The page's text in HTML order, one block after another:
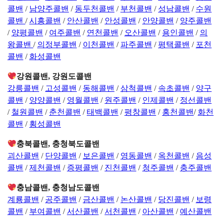
콜밴 / 남양주콜밴 / 동두천콜밴 / 부천콜밴 / 성남콜밴 / 수원
콜밴/시흥콜밴 / 안산콜밴 / 안성콜밴 / 안양콜밴 / 양주콜밴
/ 양평콜밴 / 여주콜밴 / 연천콜밴 / 오산콜밴 / 용인콜밴 / 의
왕콜밴/ 의정부콜밴 / 이천콜밴 / 파주콜밴 /평택콜밴 / 포천
콜밴 / 화성콜밴
강원콜밴, 강원도콜밴
강릉콜밴 / 고성콜밴 / 동해콜밴 /삼척콜밴 / 속초콜밴 / 양구
콜밴 / 양양콜밴 / 영월콜밴 / 원주콜밴 / 인제콜밴 / 정선콜밴
/ 철원콜밴 / 춘천콜밴 /태백콜밴 /평창콜밴 / 홍천콜밴/ 화천
콜밴 / 횡성콜밴
충북콜밴, 충청북도콜밴
괴산콜밴 / 단양콜밴 / 보은콜밴 / 영동콜밴 / 옥천콜밴 / 음성
콜밴 /제천콜밴 / 증평콜밴 / 진천콜밴 / 청주콜밴 / 충주콜밴
충남콜밴, 충청남도콜밴
계룡콜밴 / 공주콜밴 / 금산콜밴 / 논산콜밴 / 당진콜밴 / 보령
콜밴 / 부여콜밴 /서산콜밴 /서천콜밴 / 아산콜밴 / 예산콜밴